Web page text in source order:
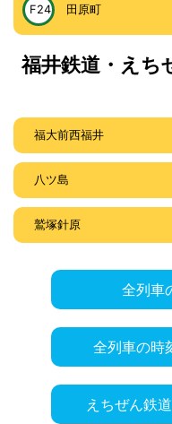
F24 田原町
福井鉄道・え
福大前西福井
八ツ島
鷲塚針原
全列車
全列車の時
えちぜん鉄